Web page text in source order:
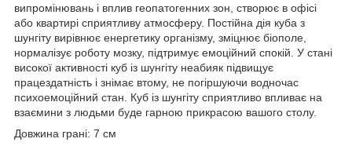
випромінювань і вплив геопатогенних зон, створює в офісі
або квартирі сприятливу атмосферу. Постійна дія куба з
шунгіту вирівнює енергетику організму, зміцнює біополе,
нормалізує роботу мозку, підтримує емоційний спокій. У стані
високої активності куб із шунгіту неабияк підвищує
працездатність і знімає втому, не погіршуючи водночас
психоемоційний стан. Куб із шунгіту сприятливо впливає на
взаємини з людьми буде гарною прикрасою вашого столу.
Довжина грані: 7 см